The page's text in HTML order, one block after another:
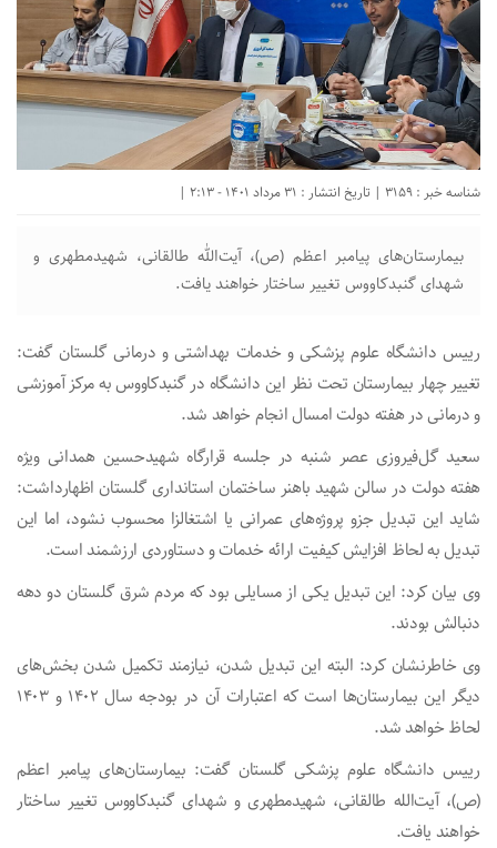
شناسه خبر : 3159 | تاریخ انتشار : 31 مرداد 1401 - 2:13 |
بیمارستان‌های پیامبر اعظم (ص)، آیت‌الله طالقانی، شهیدمطهری و
شهدای گنبدکاووس تغییر ساختار خواهند یافت.
رییس دانشگاه علوم پزشکی و خدمات بهداشتی و درمانی گلستان گفت:
تغییر چهار بیمارستان تحت نظر این دانشگاه در گنبدکاووس به مرکز آموزشی
و درمانی در هفته دولت امسال انجام خواهد شد.
سعید گل‌فیروزی عصر شنبه در جلسه قرارگاه شهیدحسین همدانی ویژه
هفته دولت در سالن شهید باهنر ساختمان استانداری گلستان اظهارداشت:
شاید این تبدیل جزو پروژه‌های عمرانی یا اشتغالزا محسوب نشود، اما این
تبدیل به لحاظ افزایش کیفیت ارائه خدمات و دستاوردی ارزشمند است.
وی بیان کرد: این تبدیل یکی از مسایلی بود که مردم شرق گلستان دو دهه
دنبالش بودند.
وی خاطرنشان کرد: البته این تبدیل شدن، نیازمند تکمیل شدن بخش‌های
دیگر این بیمارستان‌ها است که اعتبارات آن در بودجه‌ سال ۱۴۰۲ و ۱۴۰۳
لحاظ خواهد شد.
رییس دانشگاه علوم پزشکی گلستان گفت: بیمارستان‌های پیامبر اعظم
(ص)، آیت‌الله طالقانی، شهیدمطهری و شهدای گنبدکاووس تغییر ساختار
خواهند یافت.